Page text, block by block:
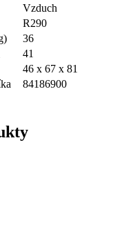
Vzduch
R290
36
41
46 x 67 x 81
84186900